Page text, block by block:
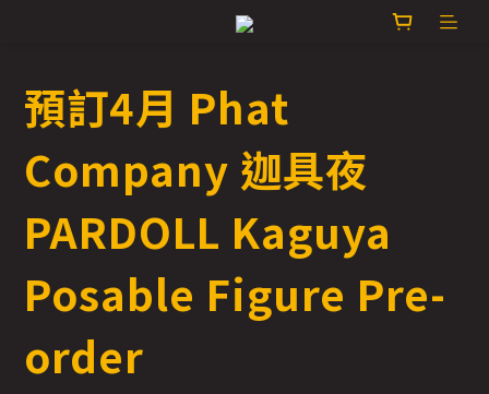
預訂4月 Phat
Company 迦具夜
PARDOLL Kaguya
Posable Figure Pre-
order